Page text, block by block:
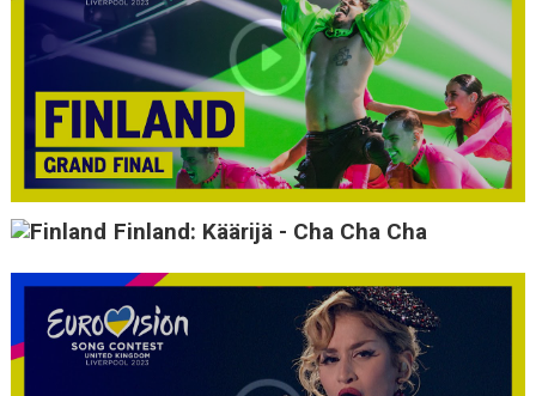
Finland: Käärijä - Cha Cha Cha